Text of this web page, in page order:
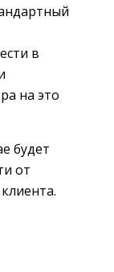
в
на это
будет
от